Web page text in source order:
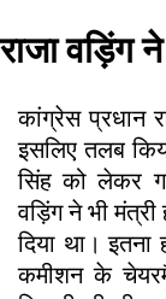
राजा वड़िंग
कांग्रेस प्रधान
इसलिए तलब
सिंह को लेकर
वड़िंग ने भी
दिया था। इतना
कमीशन के